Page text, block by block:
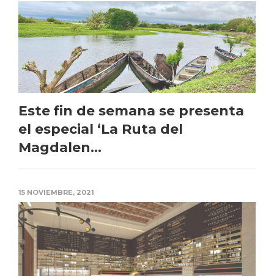
Este fin de semana se presenta
el especial ‘La Ruta del
Magdalen...
15 NOVIEMBRE, 2021